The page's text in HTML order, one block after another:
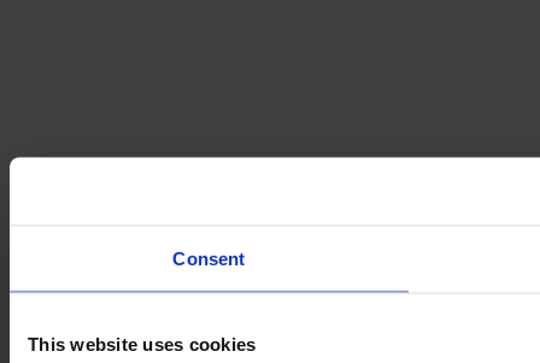
Consent
This website uses cookies